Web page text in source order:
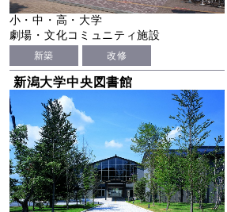
小・中・高・大学
劇場・文化コミュニティ施設
新築 改修
新潟大学中央図書館